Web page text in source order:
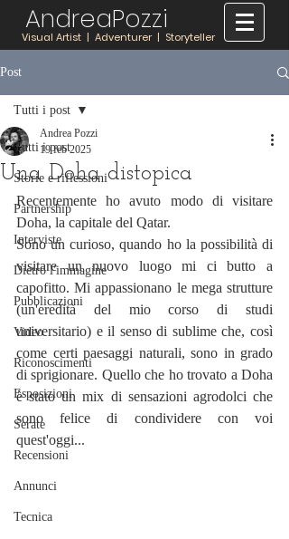
AndreaPozzi
Visual Artist | Adventurer | Storyteller
Post
Tutti i post
Storie e riflessioni
Partnership
Interviste
Dietro l'immagine
Pubblicazioni
Video
Riconoscimenti
Esposizioni
Serate
Recensioni
Annunci
Tecnica
Tutti i post
Una Doha distopica
Andrea Pozzi
19 feb 2025
Recentemente ho avuto modo di visitare
Doha, la capitale del Qatar.
Sono un curioso, quando ho la possibilità di
visitare un nuovo luogo mi ci butto a
capofitto. Mi appassionano le mega strutture
(un'eredità del mio corso di studi
universitario) e il senso di sublime che, così
come certi paesaggi naturali, sono in grado
di sprigionare. Quello che ho trovato a Doha
è stato un mix di sensazioni agrodolci che
sono felice di condividere con voi
quest'oggi...